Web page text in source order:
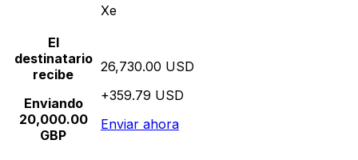
Xe
El
destinatario
recibe
Enviando
20,000.00
GBP
26,730.00 USD
+359.79 USD
Enviar ahora